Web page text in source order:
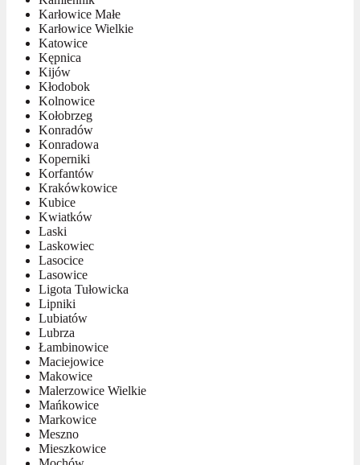
Karłowice Małe
Karłowice Wielkie
Katowice
Kępnica
Kijów
Kłodobok
Kolnowice
Kołobrzeg
Konradów
Konradowa
Koperniki
Korfantów
Krakówkowice
Kubice
Kwiatków
Laski
Laskowiec
Lasocice
Lasowice
Ligota Tułowicka
Lipniki
Lubiatów
Lubrza
Łambinowice
Maciejowice
Makowice
Malerzowice Wielkie
Mańkowice
Markowice
Meszno
Mieszkowice